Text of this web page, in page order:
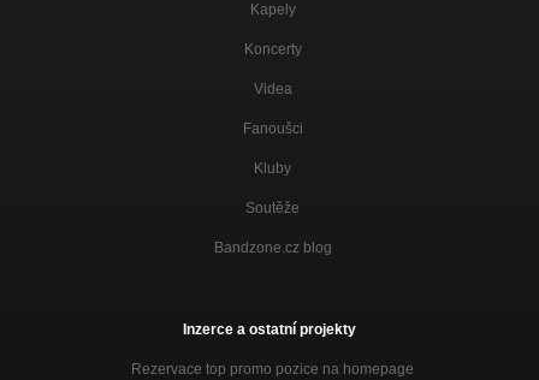
Kapely
Koncerty
Videa
Fanoušci
Kluby
Soutěže
Bandzone.cz blog
Inzerce a ostatní projekty
Rezervace top promo pozice na homepage